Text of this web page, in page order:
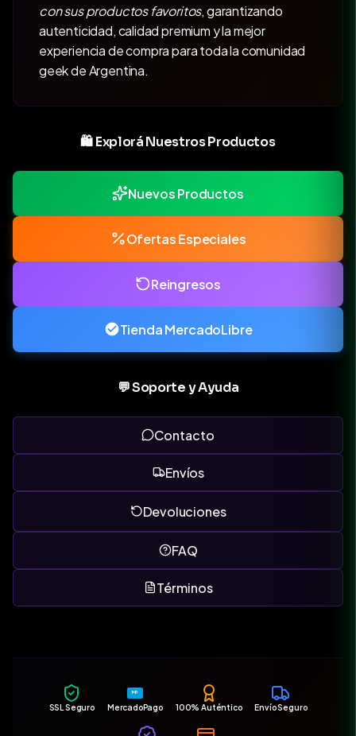
con sus productos favoritos, garantizando
autenticidad, calidad premium y la mejor
experiencia de compra para toda la comunidad
geek de Argentina.
🛍️ Explorá Nuestros Productos
Nuevos Productos
Ofertas Especiales
Reingresos
Tienda MercadoLibre
💬 Soporte y Ayuda
Contacto
Envíos
Devoluciones
FAQ
Términos
SSL Seguro
MP
MercadoPago 100% Auténtico Envío Seguro